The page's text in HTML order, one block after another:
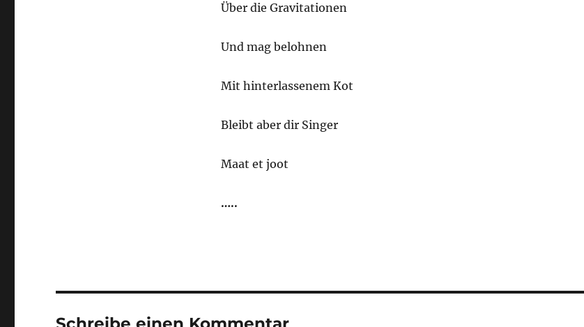
Über die Gravitationen
Und mag belohnen
Mit hinterlassenem Kot
Bleibt aber dir Singer
Maat et joot
…..